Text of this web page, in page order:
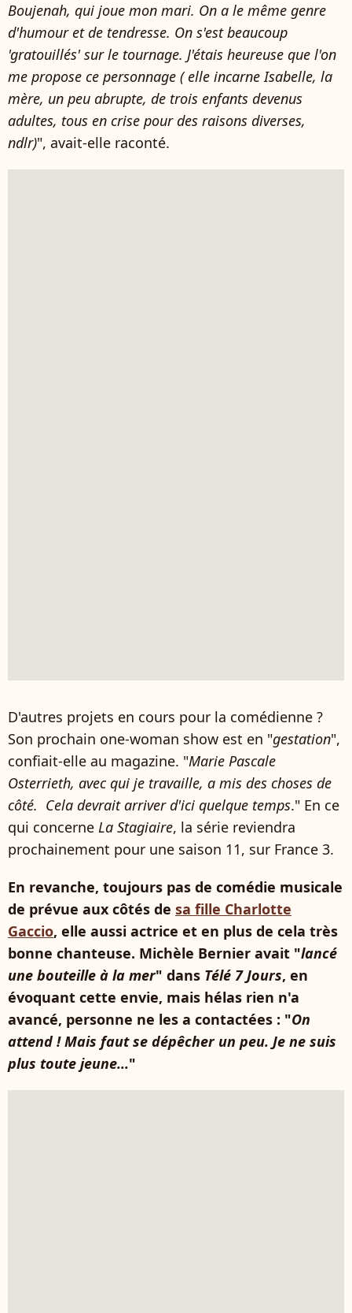
Boujenah, qui joue mon mari. On a le même genre
d'humour et de tendresse. On s'est beaucoup
'gratouillés' sur le tournage. J'étais heureuse que l'on
me propose ce personnage ( elle incarne Isabelle, la
mère, un peu abrupte, de trois enfants devenus
adultes, tous en crise pour des raisons diverses,
ndlr)", avait-elle raconté.
D'autres projets en cours pour la comédienne ?
Son prochain one-woman show est en "gestation",
confiait-elle au magazine. "Marie Pascale
Osterrieth, avec qui je travaille, a mis des choses de
côté. Cela devrait arriver d'ici quelque temps." En ce
qui concerne La Stagiaire, la série reviendra
prochainement pour une saison 11, sur France 3.
En revanche, toujours pas de comédie musicale
de prévue aux côtés de sa fille Charlotte
Gaccio, elle aussi actrice et en plus de cela très
bonne chanteuse. Michèle Bernier avait "lancé
une bouteille à la mer" dans Télé 7 Jours, en
évoquant cette envie, mais hélas rien n'a
avancé, personne ne les a contactées : "On
attend ! Mais faut se dépêcher un peu. Je ne suis
plus toute jeune..."